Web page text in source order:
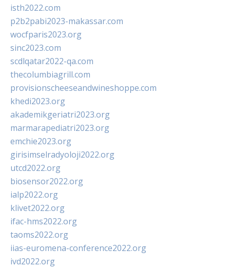
isth2022.com
p2b2pabi2023-makassar.com
wocfparis2023.org
sinc2023.com
scdlqatar2022-qa.com
thecolumbiagrill.com
provisionscheeseandwineshoppe.com
khedi2023.org
akademikgeriatri2023.org
marmarapediatri2023.org
emchie2023.org
girisimselradyoloji2022.org
utcd2022.org
biosensor2022.org
ialp2022.org
klivet2022.org
ifac-hms2022.org
taoms2022.org
iias-euromena-conference2022.org
ivd2022.org